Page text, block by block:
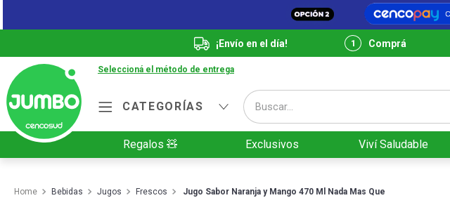
¡Envío en el día! Comprá
Seleccioná el método de entrega
CATEGORÍAS
Buscar...
Regalos 🧸 Exclusivos Viví Saludable
Bebidas Jugos Frescos Jugo Sabor Naranja y Mango 470 Ml Nada Mas Que
Términos más buscados
2.
Cafe